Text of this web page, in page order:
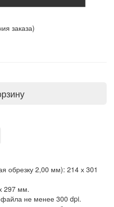
заказа)
обрезку 2,00 мм): 214 х 301
297 мм.
файла не менее 300 dpi.